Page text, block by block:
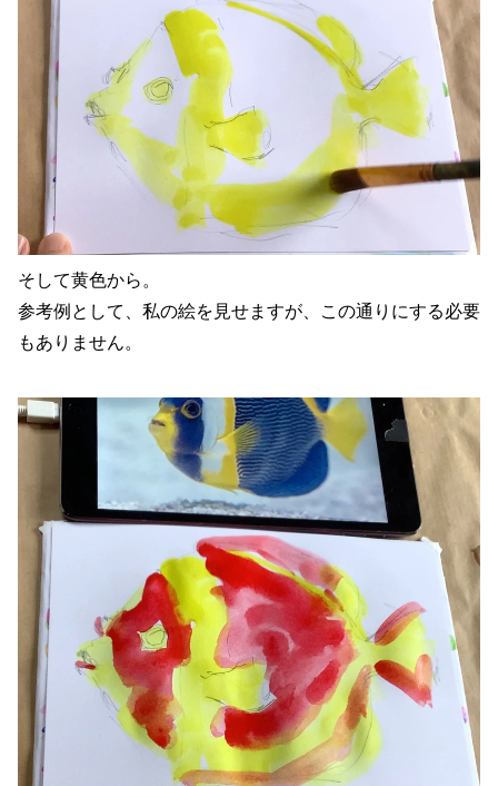
そして黄色から。
参考例として、私の絵を見せますが、この通りにする必要
もありません。